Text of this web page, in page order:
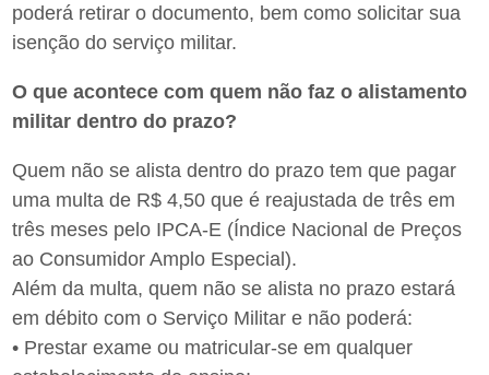
poderá retirar o documento, bem como solicitar sua
isenção do serviço militar.
O que acontece com quem não faz o alistamento
militar dentro do prazo?
Quem não se alista dentro do prazo tem que pagar
uma multa de R$ 4,50 que é reajustada de três em
três meses pelo IPCA-E (Índice Nacional de Preços
ao Consumidor Amplo Especial).
Além da multa, quem não se alista no prazo estará
em débito com o Serviço Militar e não poderá:
• Prestar exame ou matricular-se em qualquer